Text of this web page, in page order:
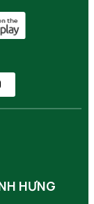
HƯNG